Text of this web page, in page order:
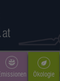
Ökologie